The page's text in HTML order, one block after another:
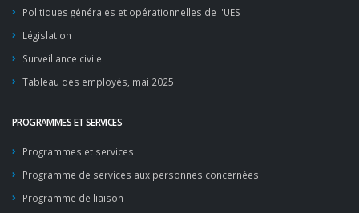
Politiques générales et opérationnelles de l'UES
Législation
Surveillance civile
Tableau des employés, mai 2025
PROGRAMMES ET SERVICES
Programmes et services
Programme de services aux personnes concernées
Programme de liaison